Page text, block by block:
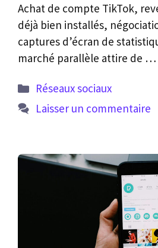
Achat de compte TikTok,
déjà bien installés,
captures d’écran de
marché parallèle attire de …
Catégories
Réseaux sociaux
Laisser un commentaire